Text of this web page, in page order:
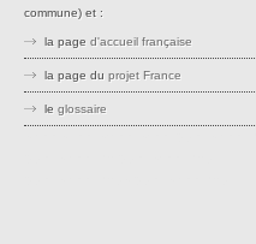
commune) et :
la page d'accueil française
la page du projet France
le glossaire